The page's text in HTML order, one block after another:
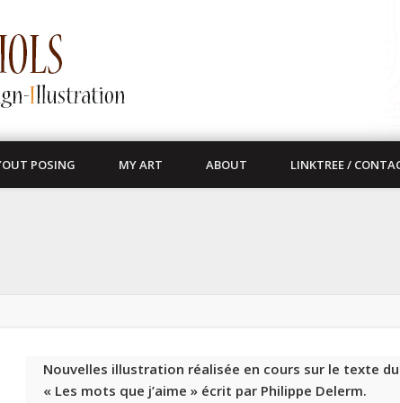
POSING MY ART ABOUT LINKTREE /
Nouvelles illustration réalisée en cours sur le texte
« Les mots que j’aime » écrit par Philippe Delerm.